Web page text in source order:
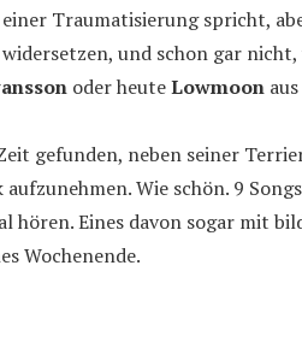
einer Traumatisierung spricht,
widersetzen, und schon gar
oder heuteLowmoon
gefunden, neben seiner
Wie schön. 9
hören. Eines davon sogar mit
Wochenende.